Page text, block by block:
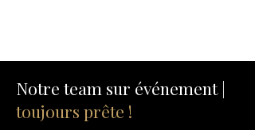
Notre team sur événement |
toujours prête !